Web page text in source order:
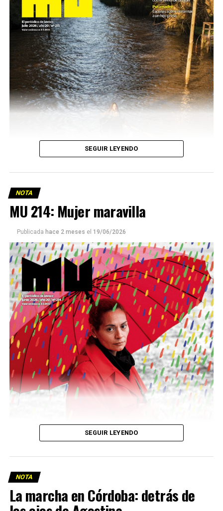
Este número 215 de MU ☝️viene con doble tapa, que
podría ser una frase:
Sin chamuyo, a remarla.
Descargar la Mu en PDF
SEGUIR LEYENDO
NOTA
MU 214: Mujer maravilla
Publicada hace 2 meses el 19/06/2026
SEGUIR LEYENDO
NOTA
La marcha en Córdoba: detrás de